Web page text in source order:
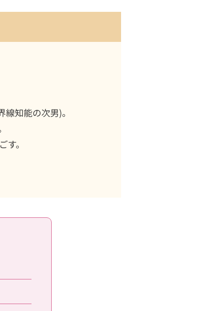
知能の次男)。
。